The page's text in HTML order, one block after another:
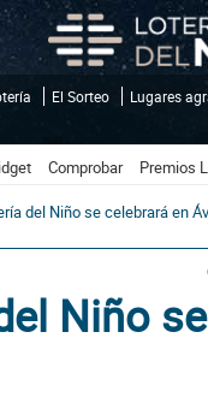
El Sorteo Lugares
Comprobar Premios
del Niño se celebrará en
Niño se